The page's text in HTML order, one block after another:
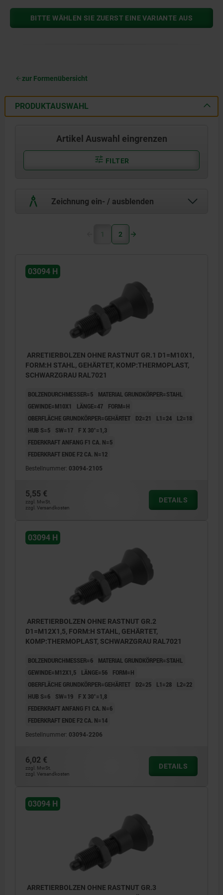
BITTE WÄHLEN SIE ZUERST EINE VARIANTE AUS
zur Formenübersicht
PRODUKTAUSWAHL
Artikel Auswahl eingrenzen
FILTER
Zeichnung ein- / ausblenden
1 2
03094 H
ARRETIERBOLZEN OHNE RASTNUT GR.1 D1=M10X1,
FORM:H STAHL, GEHÄRTET, KOMP:THERMOPLAST,
SCHWARZGRAU RAL7021
BOLZENDURCHMESSER=5
MATERIAL GRUNDKÖRPER=STAHL
GEWINDE=M10X1
LÄNGE=47
FORM=H
OBERFLÄCHE GRUNDKÖRPER=GEHÄRTET
D2=21 L1=24
L2=18
HUB S=5
SW=17
F X 30°=1,3
FEDERKRAFT ANFANG F1 CA. N=5
FEDERKRAFT ENDE F2 CA. N=12
Bestellnummer: 03094-2105
5,55 €
zzgl. MwSt.
zzgl. Versandkosten
DETAILS
03094 H
ARRETIERBOLZEN OHNE RASTNUT GR.2
D1=M12X1,5, FORM:H STAHL, GEHÄRTET,
KOMP:THERMOPLAST, SCHWARZGRAU RAL7021
BOLZENDURCHMESSER=6
MATERIAL GRUNDKÖRPER=STAHL
GEWINDE=M12X1,5
LÄNGE=56
FORM=H
OBERFLÄCHE GRUNDKÖRPER=GEHÄRTET
D2=25 L1=28
L2=22
HUB S=6
SW=19
F X 30°=1,8
FEDERKRAFT ANFANG F1 CA. N=6
FEDERKRAFT ENDE F2 CA. N=14
Bestellnummer: 03094-2206
6,02 €
zzgl. MwSt.
zzgl. Versandkosten
DETAILS
03094 H
ARRETIERBOLZEN OHNE RASTNUT GR.3